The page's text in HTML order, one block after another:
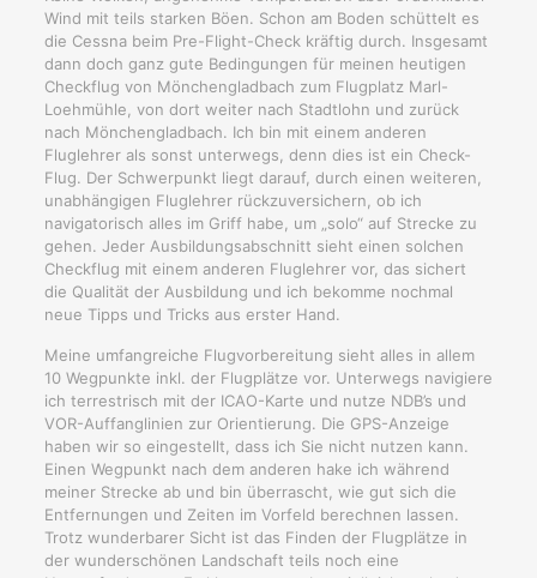
Wind mit teils starken Böen. Schon am Boden schüttelt es
die Cessna beim Pre-Flight-Check kräftig durch. Insgesamt
dann doch ganz gute Bedingungen für meinen heutigen
Checkflug von Mönchengladbach zum Flugplatz Marl-
Loehmühle, von dort weiter nach Stadtlohn und zurück
nach Mönchengladbach. Ich bin mit einem anderen
Fluglehrer als sonst unterwegs, denn dies ist ein Check-
Flug. Der Schwerpunkt liegt darauf, durch einen weiteren,
unabhängigen Fluglehrer rückzuversichern, ob ich
navigatorisch alles im Griff habe, um „solo“ auf Strecke zu
gehen. Jeder Ausbildungsabschnitt sieht einen solchen
Checkflug mit einem anderen Fluglehrer vor, das sichert
die Qualität der Ausbildung und ich bekomme nochmal
neue Tipps und Tricks aus erster Hand.
Meine umfangreiche Flugvorbereitung sieht alles in allem
10 Wegpunkte inkl. der Flugplätze vor. Unterwegs navigiere
ich terrestrisch mit der ICAO-Karte und nutze NDB’s und
VOR-Auffanglinien zur Orientierung. Die GPS-Anzeige
haben wir so eingestellt, dass ich Sie nicht nutzen kann.
Einen Wegpunkt nach dem anderen hake ich während
meiner Strecke ab und bin überrascht, wie gut sich die
Entfernungen und Zeiten im Vorfeld berechnen lassen.
Trotz wunderbarer Sicht ist das Finden der Flugplätze in
der wunderschönen Landschaft teils noch eine